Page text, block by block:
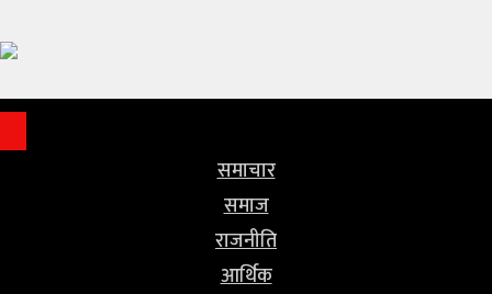
समाचार
समाज
राजनीति
आर्थिक
समाज